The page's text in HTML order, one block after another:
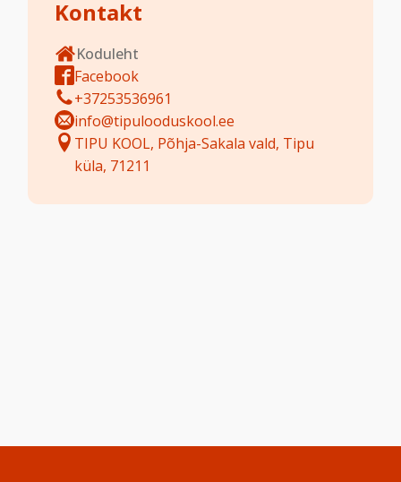
Kontakt
Koduleht
Facebook
+37253536961
info@tipulooduskool.ee
TIPU KOOL, Põhja-Sakala vald, Tipu
küla, 71211